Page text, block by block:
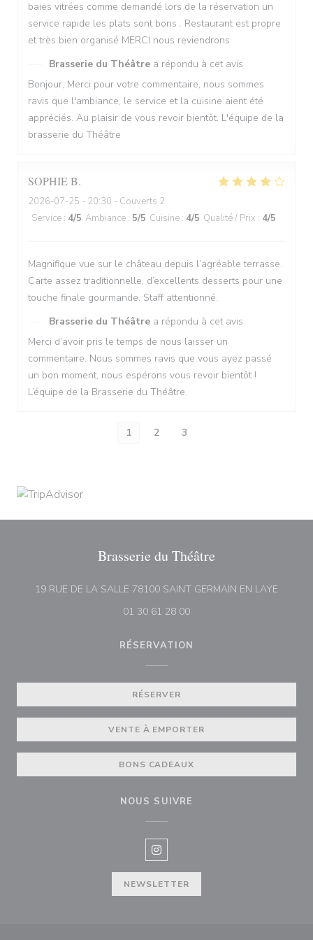
baies vitrées comme demandé lors de la réservation un
service rapide les plats sont bons . Restaurant est propre
et très bien organisé MERCI nous reviendrons
Brasserie du Théâtre a répondu à cet avis
Bonjour, Merci pour votre commentaire, nous sommes
ravis que l'ambiance, le service et la cuisine aient été
appréciés. Au plaisir de vous revoir bientôt. L'équipe de la
brasserie du Théâtre
SOPHIEB
2026-07-25 - 20:30 - Couverts 2
Service : 4/5 Ambiance : 5/5 Cuisine : 4/5 Qualité / Prix : 4/5
Magnifique vue sur le château depuis l’agréable terrasse.
Carte assez traditionnelle, d’excellents desserts pour une
touche finale gourmande. Staff attentionné.
Brasserie du Théâtre a répondu à cet avis
Merci d’avoir pris le temps de nous laisser un
commentaire. Nous sommes ravis que vous ayez passé
un bon moment, nous espérons vous revoir bientôt !
L’équipe de la Brasserie du Théâtre.
1 2 3
Brasserie du Théâtre
19 RUE DE LA SALLE 78100 SAINT GERMAIN EN LAYE
01 30 61 28 00
RÉSERVATION
RÉSERVER
VENTE À EMPORTER
BONS CADEAUX
NOUS SUIVRE
Instagram ((ouvre une nouvelle
NEWSLETTER